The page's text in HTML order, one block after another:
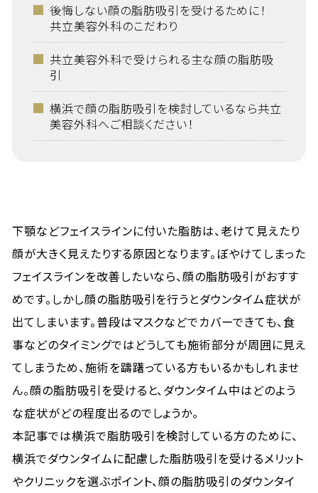
後悔しない顔の脂肪吸引を受けるために！
共立美容外科のこだわり
共立美容外科で受けられる主な顔の脂肪吸
引
横浜で顔の脂肪吸引を検討しているなら共立
美容外科へご相談ください！
下顎などフェイスラインに付いた脂肪は、老けて見えたり
顔が大きく見えたりする原因となります。ぼやけてしまった
フェイスラインを改善したいなら、顔の脂肪吸引がおすす
めです。しかし顔の脂肪吸引を行うとダウンタイム症状が
出てしまいます。普段はマスクなどでカバーできても、食
事などのタイミングではどうしても施術部分が周囲に見え
てしまうため、施術を躊躇っている方もいるかもしれませ
ん。顔の脂肪吸引を受けると、ダウンタイム中はどのよう
な症状がどの程度出るのでしょうか。
本記事では横浜で脂肪吸引を検討している方のために、
横浜でダウンタイムに配慮した脂肪吸引を受けるメリット
やクリニックを選ぶポイント、顔の脂肪吸引のダウンタイ